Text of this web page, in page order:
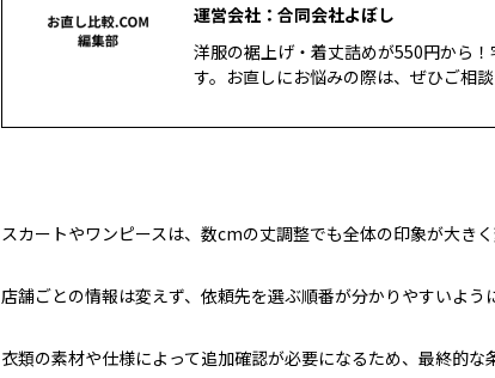
運営会社：合同会社よぼし
洋服の裾上げ・着丈詰めが550円から
す。お直しにお悩みの際は、ぜひご相談
スカートやワンピースは、数cmの丈調整でも全体の印象が大きく
店舗ごとの情報は変えず、依頼先を選ぶ順番が分かりやすいよう
衣類の素材や仕様によって追加確認が必要になるため、最終的な